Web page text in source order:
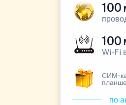
100
100
Wi-Fi
СИМ-
по